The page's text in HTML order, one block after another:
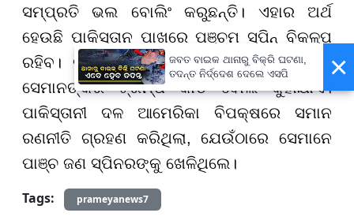
ସମ୍ପ୍ରତି ଭଲ ବୋଲିଂ କରୁଛନ୍ତି। ଏହାର ଅର୍ଥ
ହେଉଛି ପାକିସ୍ତାନ ପାଖରେ ପଞ୍ଚମ ସ୍ପିନ୍ ବିକଳ୍ପ
ରହିବ। ରହସ୍ୟମୟ ସ୍ପିନର ଉସମାନ ତାରିକଙ୍କୁ
ସେମାନଙ୍କର ଟ୍ରମ୍ପ କାର୍ଡ ବୋଲି କୁହାଯାଏ।
ପାକିସ୍ତାନୀ ଦଳ ଆମେରିକା ବିପକ୍ଷରେ ସମାନ
ରଣନୀତି ଗ୍ରହଣ କରିଥିଲା, ଯେଉଁଠାରେ ସେମାନେ
ପାଞ୍ଚ ଜଣ ସ୍ପିନରଙ୍କୁ ଖେଳିଥିଲେ।
Tags:
prameyanews7
×
ଜବତ ବାଇକ ଥାନାରୁ ବିକ୍ରି ଘଟଣା,
ତଦନ୍ତ ନିର୍ଦ୍ଦେଶ ଦେଲେ ଏସପି